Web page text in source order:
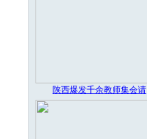
陕西爆发千余教师集会请